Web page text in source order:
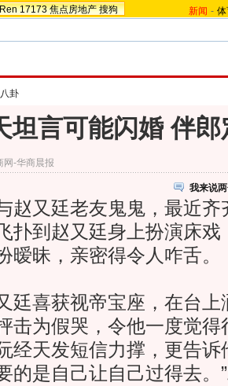
17173 焦点房地产 搜狗 新闻 -
卦
坦言可能闪婚 伴
网-华商晨报
我来说
又廷老友鬼鬼，最近齐
扑到赵又廷身上扮演床
暧昧，亲密得令人咋舌。
喜获视帝宝座，在台上
击为假哭，令他一度觉
经天发短信力撑，更告诉
的是自己让自己过得去。